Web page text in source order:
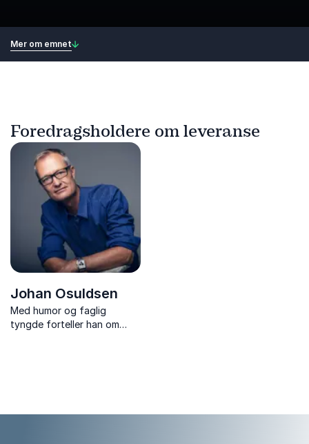
Mer om emnet
Foredragsholdere om leveranse
Johan Osuldsen
Med humor og faglig
tyngde forteller han om